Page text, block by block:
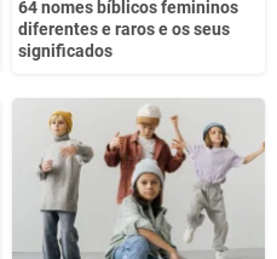
64 nomes bíblicos femininos
diferentes e raros e os seus
significados